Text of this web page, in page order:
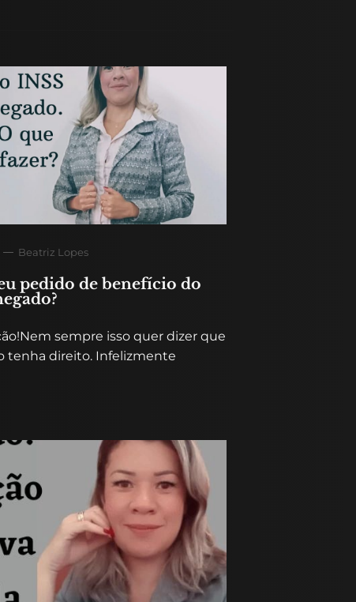
Beatriz Lopes
pedido de benefício do
sempre isso quer dizer que
tenha direito. Infelizmente